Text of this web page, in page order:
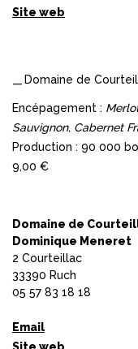
Site web
Domaine de
Encépagement :
Sauvignon, Cabernet
Production : 90 000
9,00 €
Domaine de
Dominique Meneret
2 Courteillac
33390 Ruch
05 57 83 18 18
Email